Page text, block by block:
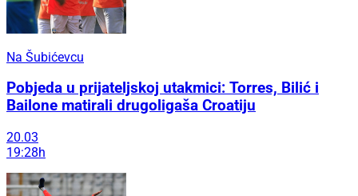
Na Šubićevcu
Pobjeda u prijateljskoj utakmici: Torres, Bilić i
Bailone matirali drugoligaša Croatiju
20.03
19:28h